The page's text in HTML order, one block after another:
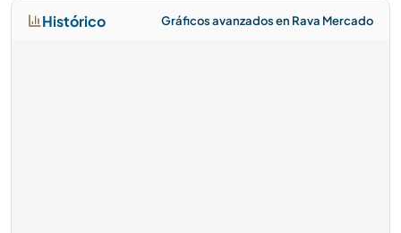
Histórico Gráficos avanzados en Rava Mercado